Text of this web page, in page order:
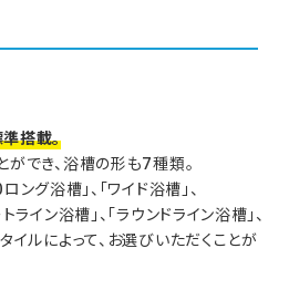
搭載。
でき、浴槽の形も7種類。
ング浴槽」、「ワイド浴槽」、
ライン浴槽」、「ラウンドライン浴槽」、
イルによって、お選びいただくことが